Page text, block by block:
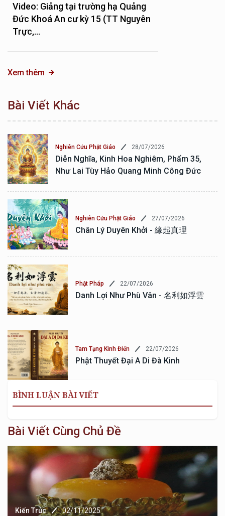
Video: Giảng tại trường hạ Quảng
Đức Khoá An cư kỳ 15 (TT Nguyên
Trực,...
Xem thêm
Bài Viết Khác
Nghiên Cứu Phật Giáo 28/07/2026
Diễn Nghĩa, Kinh Hoa Nghiêm, Phẩm 35,
Như Lai Tùy Hảo Quang Minh Công Đức
Nghiên Cứu Phật Giáo 27/07/2026
Chân Lý Duyên Khởi - 緣起真理
Phật Pháp 22/07/2026
Danh Lợi Như Phù Vân - 名利如浮雲
Tam Tạng Kinh Điển 22/07/2026
Phật Thuyết Đại A Di Đà Kinh
BÌNH LUẬN BÀI VIẾT
Bài Viết Cùng Chủ Đề
Kiến Trúc 02/11/2025